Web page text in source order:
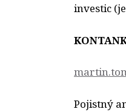
investic
Pojistný